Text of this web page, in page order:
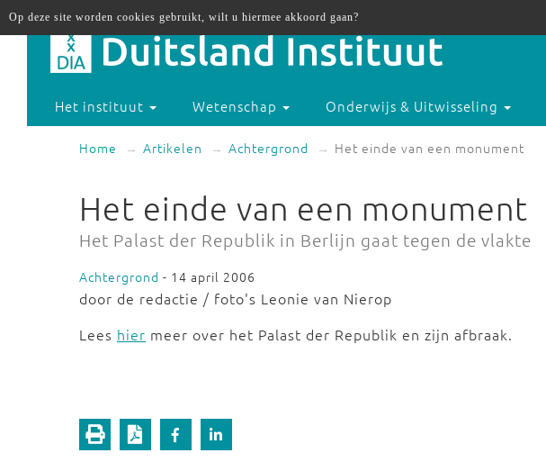
Het instituut Wetenschap Onderwijs & Uitwisseling
Home Artikelen Achtergrond Het einde van een monument
Het einde van een monument
Het Palast der Republik in Berlijn gaat tegen de vlakte
Achtergrond - 14 april 2006
door de redactie / foto's Leonie van Nierop
Lees hier meer over het Palast der Republik en zijn afbraak.
Op deze site worden cookies gebruikt, wilt u hiermee akkoord gaan?